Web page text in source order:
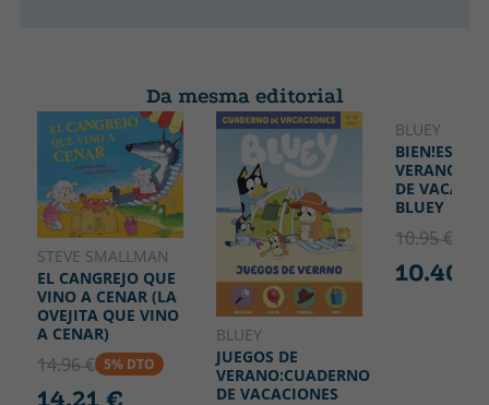
Da mesma editorial
STEVE SMALLMAN
EL CANGREJO QUE
VINO A CENAR (LA
OVEJITA QUE VINO
A CENAR)
14.96 € 5% DTO
14.21 €
BLUEY
JUEGOS DE
VERANO:CUADERNO
DE VACACIONES
BLUEY
BIEN!ES
DE
BLUEY
10.95 €
10.40 €